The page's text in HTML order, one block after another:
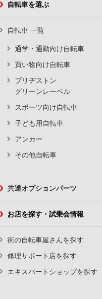
自転車を選ぶ
自転車 一覧
通学・通勤向け自転車
買い物向け自転車
ブリヂストン
グリーンレーベル
スポーツ向け自転車
子ども用自転車
アンカー
その他自転車
共通オプションパーツ
お店を探す・試乗会情報
街の自転車屋さんを探す
修理サポート店を探す
エキスパートショップを探す